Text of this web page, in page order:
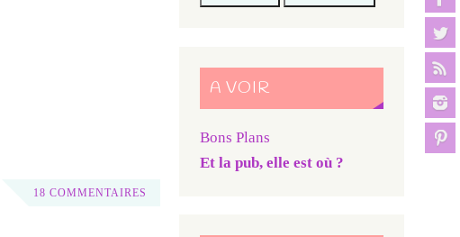
18 COMMENTAIRES
A VOIR
Bons Plans
Et la pub, elle est où ?